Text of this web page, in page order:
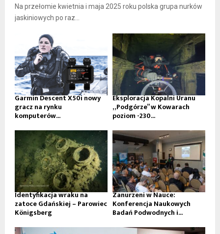
Na przełomie kwietnia i maja 2025 roku polska grupa nurków
jaskiniowych po raz...
Garmin Descent X50i nowy
gracz na rynku
komputerów...
Eksploracja Kopalni Uranu
„Podgórze” w Kowarach
poziom -230...
Identyfikacja wraku na
zatoce Gdańskiej – Parowiec
Königsberg
Zanurzeni w Nauce:
Konferencja Naukowych
Badań Podwodnych i...